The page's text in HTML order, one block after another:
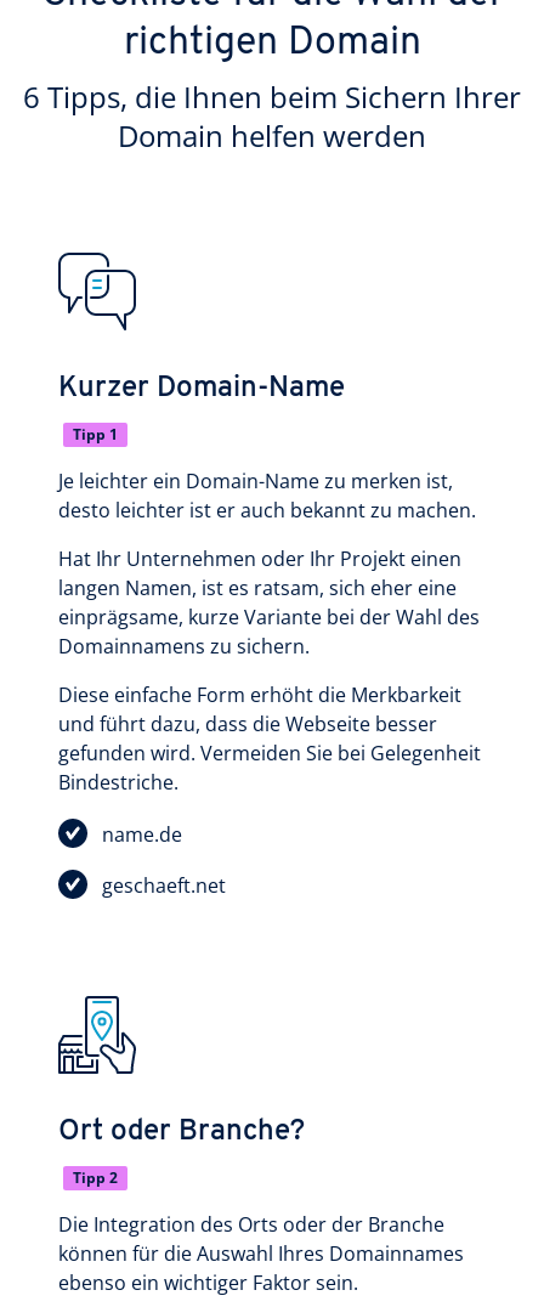
richtigen Domain
6 Tipps, die Ihnen beim Sichern Ihrer
Domain helfen werden
Kurzer Domain-Name
Tipp 1
Je leichter ein Domain-Name zu merken ist,
desto leichter ist er auch bekannt zu machen.
Hat Ihr Unternehmen oder Ihr Projekt einen
langen Namen, ist es ratsam, sich eher eine
einprägsame, kurze Variante bei der Wahl des
Domainnamens zu sichern.
Diese einfache Form erhöht die Merkbarkeit
und führt dazu, dass die Webseite besser
gefunden wird. Vermeiden Sie bei Gelegenheit
Bindestriche.
name.de
geschaeft.net
Ort oder Branche?
Tipp 2
Die Integration des Orts oder der Branche
können für die Auswahl Ihres Domainnames
ebenso ein wichtiger Faktor sein.